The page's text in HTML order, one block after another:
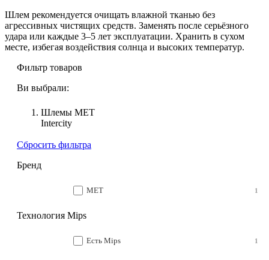
Шлем рекомендуется очищать влажной тканью без
агрессивных чистящих средств. Заменять после серьёзного
удара или каждые 3–5 лет эксплуатации. Хранить в сухом
месте, избегая воздействия солнца и высоких температур.
Фильтр товаров
Ви выбрали:
Шлемы MET
Intercity
Сбросить фильтра
Бренд
MET 1
Технология Mips
Есть Mips 1